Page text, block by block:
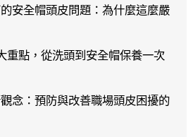
安全帽頭皮問題：為什麼這麼嚴
重點，從洗頭到安全帽保養一次
念：預防與改善職場頭皮困擾的